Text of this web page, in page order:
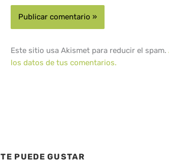
Este sitio usa Akismet para reducir el spam.
los datos de tus comentarios.
TE PUEDE GUSTAR